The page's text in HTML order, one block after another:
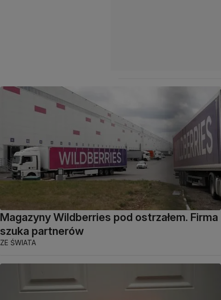
Magazyny Wildberries pod ostrzałem. Firma
szuka partnerów
ZE ŚWIATA